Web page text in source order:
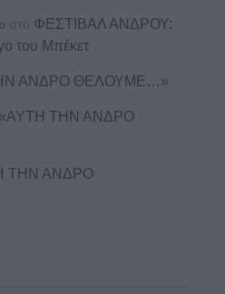
στο ΦΕΣΤΙΒΑΛ ΑΝΔΡΟΥ:
του Μπέκετ
ΑΝΔΡΟ ΘΕΛΟΥΜΕ…»
«ΑΥΤΗ ΤΗΝ ΑΝΔΡΟ
ΤΗΝ ΑΝΔΡΟ